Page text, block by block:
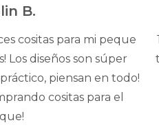
B.
cositas para mi peque
Los diseños son súper
piensan en todo!
cositas para el